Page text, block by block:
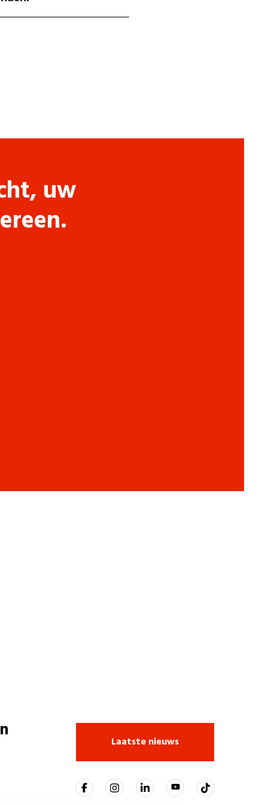
uw
Laatste nieuws